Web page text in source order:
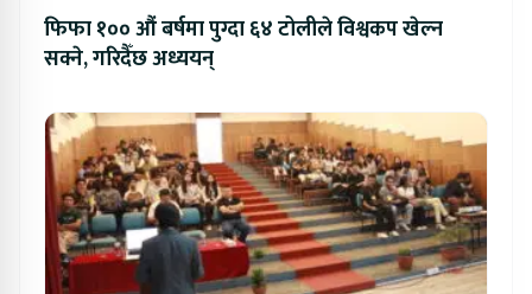
फिफा १०० औं बर्षमा पुग्दा ६४ टोलीले विश्वकप खेल्न
सक्ने, गरिदैँछ अध्ययन्